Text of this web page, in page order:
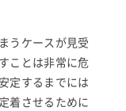
うケースが見受
ことは非常に危
定するまでには
着させるために